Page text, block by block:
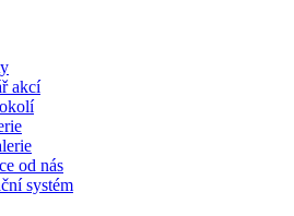
akcí
od nás
systém